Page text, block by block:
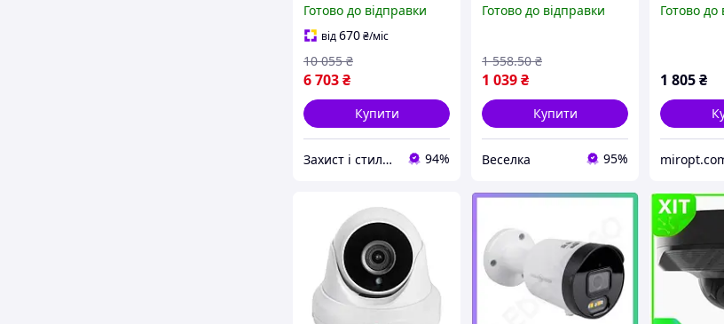
інфрачервоною
підсвіткою та AI
аналізом
Готово до відправки
від670₴/міс
6 703₴
10 055 ₴
Купити
Захист і стиль — в одному магазині 94%
підсвіткою для
маневрування BROWN
Готово до відправки
1 039₴
1 558.50 ₴
Купити
Веселка 95%
WIFI
панеллю
Готово до
1 805₴